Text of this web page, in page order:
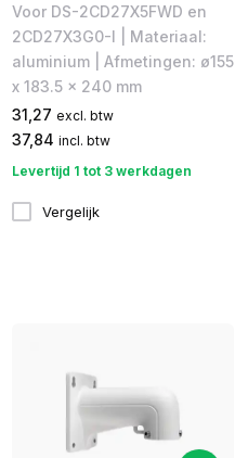
Voor DS-2CD27X5FWD en
2CD27X3G0-I | Materiaal:
aluminium | Afmetingen: ø155
x 183.5 x 240 mm
31,27 excl. btw
37,84 incl. btw
Levertijd 1 tot 3 werkdagen
Vergelijk